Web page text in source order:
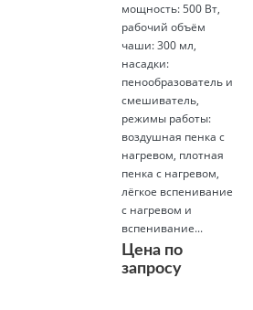
мощность: 500 Вт,
рабочий объём
чаши: 300 мл,
насадки:
пенообразователь и
смешиватель,
режимы работы:
воздушная пенка с
нагревом, плотная
пенка с нагревом,
лёгкое вспенивание
с нагревом и
вспенивание...
Цена по
запросу